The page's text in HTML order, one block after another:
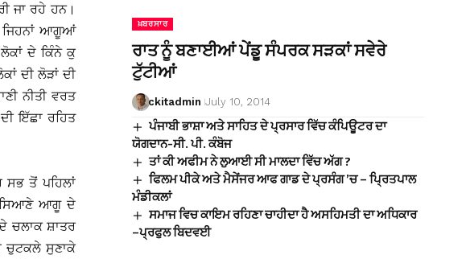
ਜਾ ਰਹੇ ਹਨ।
ਜਿਹਨਾਂ ਆਗੂਆਂ
ਦੇ ਕਿੰਨੇ ਕੁ
ਦੀ ਲੋੜਾਂ ਦੀ
ਨੀਤੀ ਵਰਤ
ਇੱਛਾ ਰਹਿਤ
ਤੋਂ ਪਹਿਲਾਂ
ਸਿਆਣੇ ਆਗੂ ਦੇ
ਚਲਾਕ ਸ਼ਾਤਰ
ਚੁਟਕਲੇ ਸੁਣਾਕੇ
ਖ਼ਬਰਸਾਰ
ਰਾਤ ਨੂੰ ਬਣਾਈਆਂ ਪੇਂਡੂ ਸੰਪਰਕ ਸੜਕਾਂ ਸਵੇਰੇ
ਟੁੱਟੀਆਂ
ckitadmin July 10, 2014
ਪੰਜਾਬੀ ਭਾਸ਼ਾ ਅਤੇ ਸਾਹਿਤ ਦੇ ਪ੍ਰਸਾਰ ਵਿੱਚ ਕੰਪਿਊਟਰ ਦਾ
ਯੋਗਦਾਨ-ਸੀ. ਪੀ. ਕੰਬੋਜ
ਤਾਂ ਕੀ ਅਫੀਮ ਨੇ ਲੁਆਈ ਸੀ ਮਾਲਦਾ ਵਿੱਚ ਅੱਗ ?
ਫਿਲਮ ਪੀਕੇ ਅਤੇ ਮੈਸੇਂਜਰ ਆਫ ਗਾਡ ਦੇ ਪ੍ਰਸੰਗ ’ਚ – ਪਿ੍ਰਤਪਾਲ
ਮੰਡੀਕਲਾਂ
ਸਮਾਜ ਵਿਚ ਕਾਇਮ ਰਹਿਣਾ ਚਾਹੀਦਾ ਹੈ ਅਸਹਿਮਤੀ ਦਾ ਅਧਿਕਾਰ
–ਪ੍ਰਫੁਲ ਬਿਦਵਈ